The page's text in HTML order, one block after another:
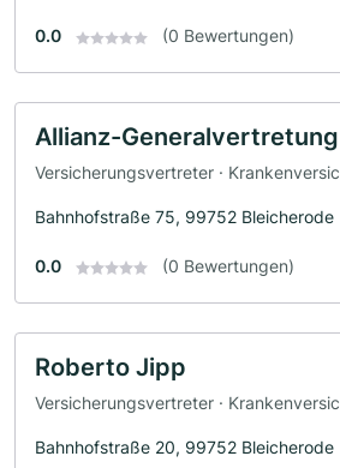
0.0 (0 Bewertungen)
Allianz-Generalvertretung
Versicherungsvertreter ·
Bahnhofstraße 75, 99752 Bleicherode
0.0 (0 Bewertungen)
Roberto Jipp
Versicherungsvertreter ·
Bahnhofstraße 20, 99752 Bleicherode